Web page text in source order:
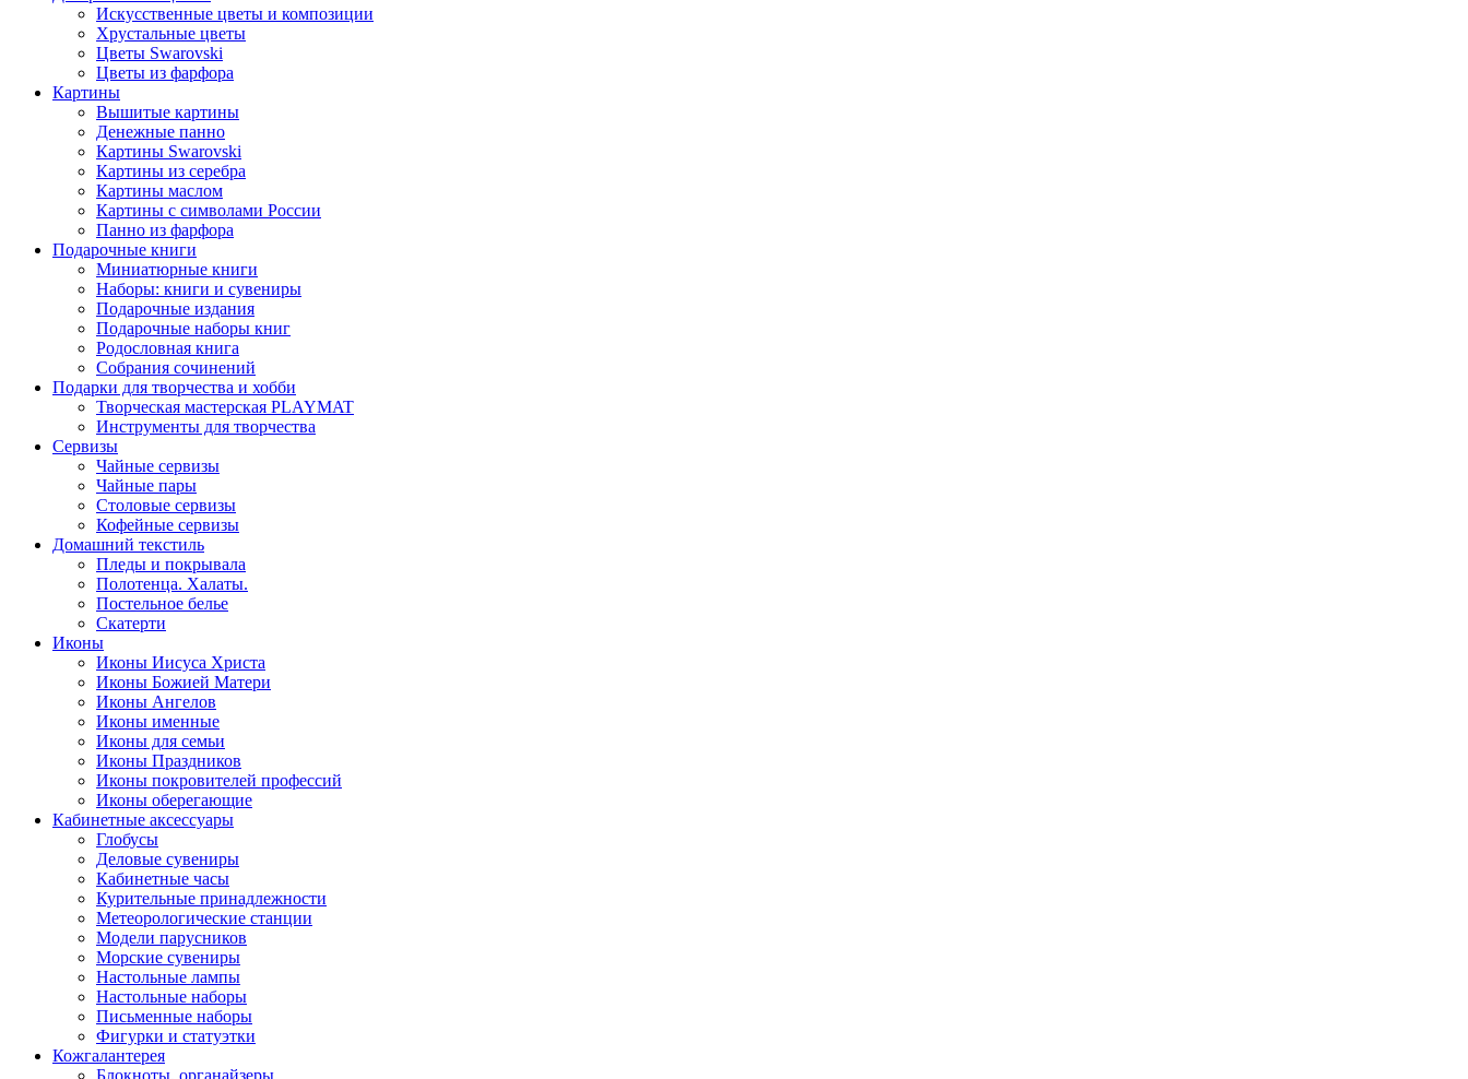
Искусственные цветы и композиции
Хрустальные цветы
Цветы Swarovski
Цветы из фарфора
Картины
Вышитые картины
Денежные панно
Картины Swarovski
Картины из серебра
Картины маслом
Картины с символами России
Панно из фарфора
Подарочные книги
Миниатюрные книги
Наборы: книги и сувениры
Подарочные издания
Подарочные наборы книг
Родословная книга
Собрания сочинений
Подарки для творчества и хобби
Творческая мастерская PLAYMAT
Инструменты для творчества
Cервизы
Чайные сервизы
Чайные пары
Столовые сервизы
Кофейные сервизы
Домашний текстиль
Пледы и покрывала
Полотенца. Халаты.
Постельное белье
Скатерти
Иконы
Иконы Иисуса Христа
Иконы Божией Матери
Иконы Ангелов
Иконы именные
Иконы для семьи
Иконы Праздников
Иконы покровителей профессий
Иконы оберегающие
Кабинетные аксессуары
Глобусы
Деловые сувениры
Кабинетные часы
Курительные принадлежности
Метеорологические станции
Модели парусников
Морские сувениры
Настольные лампы
Настольные наборы
Письменные наборы
Фигурки и статуэтки
Кожгалантерея
Блокноты, органайзеры